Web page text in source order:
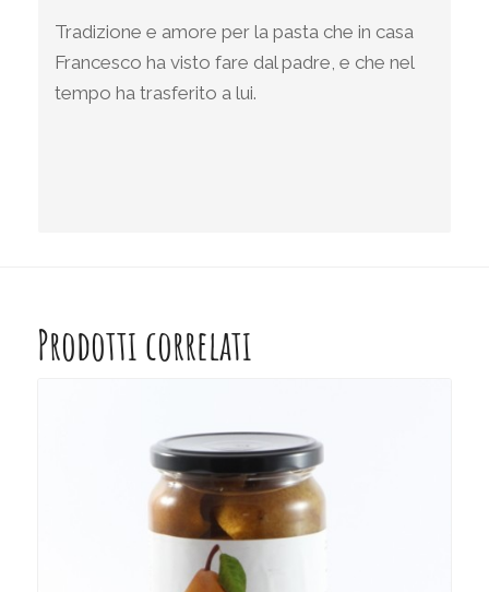
Tradizione e amore per la pasta che in casa
Francesco ha visto fare dal padre, e che nel
tempo ha trasferito a lui.
Prodotti correlati